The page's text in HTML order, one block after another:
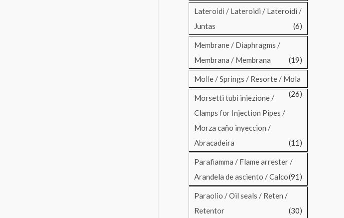
Lateroidi / Lateroidi / Lateroidi /
Juntas
(6)
Membrane / Diaphragms /
Membrana / Membrana
(19)
Molle / Springs / Resorte / Mola
(26)
Morsetti tubi iniezione /
Clamps for Injection Pipes /
Morza caño inyeccion /
Abracadeira
(11)
Parafiamma / Flame arrester /
Arandela de asciento / Calco(91)
Paraolio / Oil seals / Reten /
Retentor
(30)